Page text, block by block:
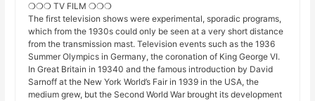
❍❍❍ TV FILM ❍❍❍
The first television shows were experimental, sporadic programs,
which from the 1930s could only be seen at a very short distance
from the transmission mast. Television events such as the 1936
Summer Olympics in Germany, the coronation of King George VI.
In Great Britain in 19340 and the famous introduction by David
Sarnoff at the New York World’s Fair in 1939 in the USA, the
medium grew, but the Second World War brought its development